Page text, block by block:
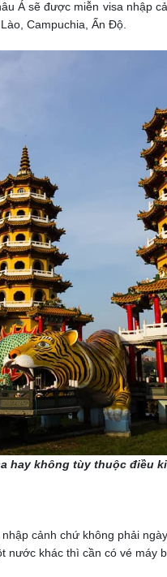
Á sẽ được miễn visa nhập
Campuchia, Ấn Độ.
hay không tùy thuộc điều
cảnh chứ không phải
nước khác thì cần có vé máy